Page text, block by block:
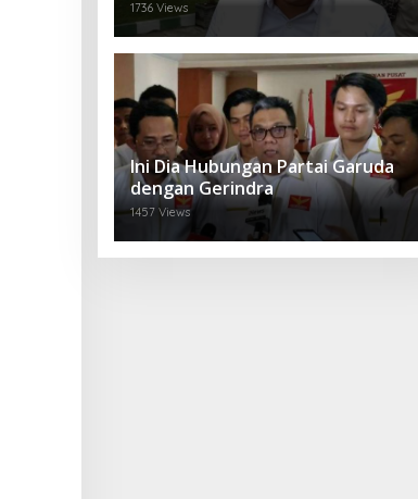
1736 Views
Ini Dia Hubungan Partai Garuda
dengan Gerindra
1457 Views